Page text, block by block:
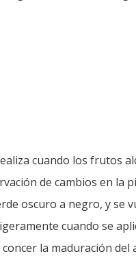
cuando los frutos
de cambios en la
oscuro a negro, y se
cuando se
la maduración del